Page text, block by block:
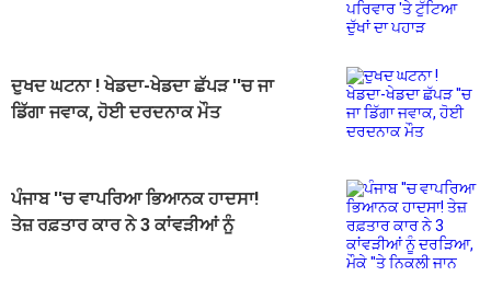
ਦੁਖਦ ਘਟਨਾ ! ਖੇਡਦਾ-ਖੇਡਦਾ ਛੱਪੜ ''ਚ ਜਾ
ਡਿੱਗਾ ਜਵਾਕ, ਹੋਈ ਦਰਦਨਾਕ ਮੌਤ
ਪੰਜਾਬ ''ਚ ਵਾਪਰਿਆ ਭਿਆਨਕ ਹਾਦਸਾ!
ਤੇਜ਼ ਰਫ਼ਤਾਰ ਕਾਰ ਨੇ 3 ਕਾਂਵੜੀਆਂ ਨੂੰ